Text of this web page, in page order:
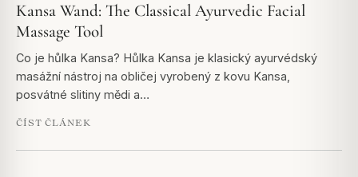
Kansa Wand: The Classical Ayurvedic Facial
Massage Tool
Co je hůlka Kansa? Hůlka Kansa je klasický ayurvédský
masážní nástroj na obličej vyrobený z kovu Kansa,
posvátné slitiny mědi a…
ČÍST ČLÁNEK